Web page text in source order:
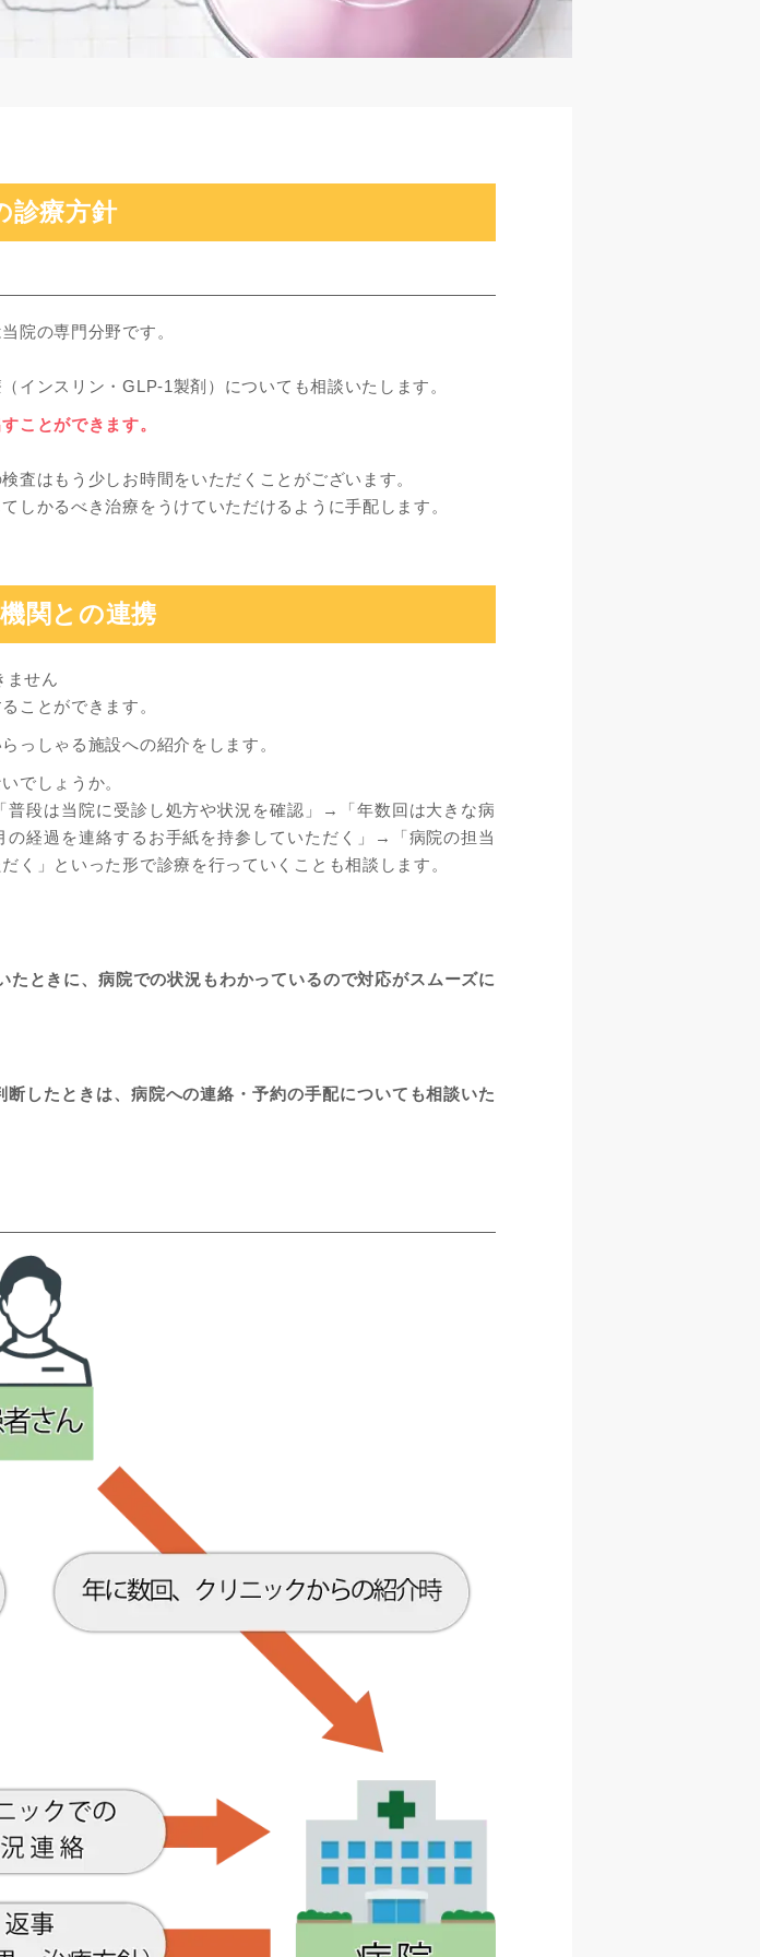
診療方針
院の専門分野です。
インスリン・GLP-1製剤）についても相談いたします。
ことができます。
査はもう少しお時間をいただくことがございます。
しかるべき治療をうけていただけるように手配します。
関との連携
ません
ことができます。
っしゃる施設への紹介をします。
でしょうか。
段は当院に受診し処方や状況を確認」→「年数回は大きな病
経過を連絡するお手紙を持参していただく」→「病院の担当
く」といった形で診療を行っていくことも相談します。
ときに、病院での状況もわかっているので対応がスムーズに
したときは、病院への連絡・予約の手配についても相談いた